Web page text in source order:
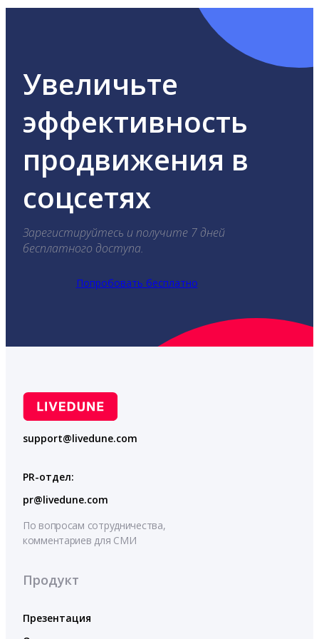
Увеличьте
эффективность
продвижения в
соцсетях
Зарегистируйтесь и получите 7 дней
бесплатного доступа.
Попробовать бесплатно
support@livedune.com
PR-отдел:
pr@livedune.com
По вопросам сотрудничества,
комментариев для СМИ
Продукт
Презентация